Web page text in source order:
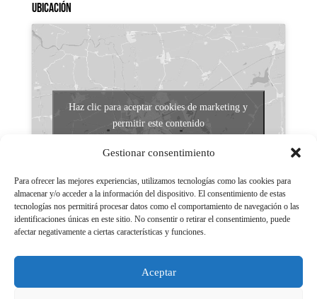
Gestionar consentimiento
Para ofrecer las mejores experiencias, utilizamos tecnologías como las cookies para
almacenar y/o acceder a la información del dispositivo. El consentimiento de estas
tecnologías nos permitirá procesar datos como el comportamiento de navegación o las
identificaciones únicas en este sitio. No consentir o retirar el consentimiento, puede
afectar negativamente a ciertas características y funciones.
Aceptar
Ubicación
Haz clic para aceptar cookies de marketing y
permitir este contenido
Aviso legal